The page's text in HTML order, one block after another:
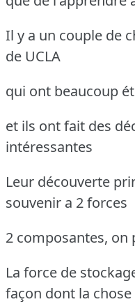
Il y a un couple de
de UCLA
qui ont beaucoup
et ils ont fait des
intéressantes
Leur découverte
souvenir a 2 forces
2 composantes,
La force de
façon dont la